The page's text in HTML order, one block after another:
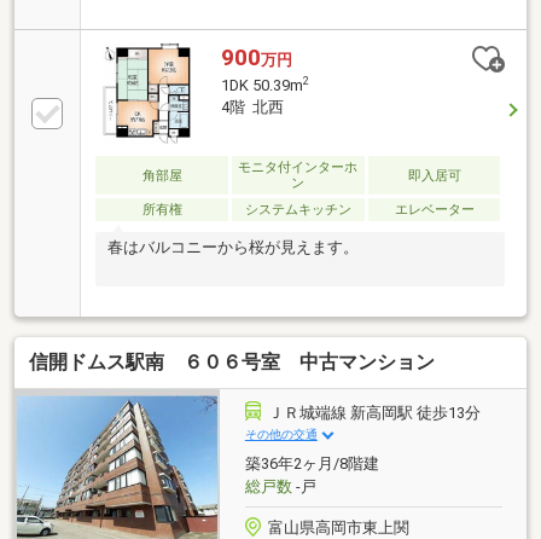
900万円
1DK 50.39m2
4階 北西
角部屋
モニタ付インターホ
ン
即入居可
所有権 システムキッチン エレベーター
春はバルコニーから桜が見えます。
信開ドムス駅南 ６０６号室 中古マンション
ＪＲ城端線 新高岡駅 徒歩13分
その他の交通
築36年2ヶ月/8階建
総戸数-戸
富山県高岡市東上関